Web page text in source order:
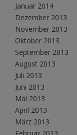
Januar 2014
Dezember 2013
November 2013
Oktober 2013
September 2013
August 2013
Juli 2013
Juni 2013
Mai 2013
April 2013
März 2013